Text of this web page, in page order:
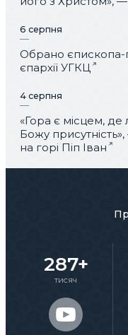
6 серпня
Обрано єпископа-
єпархії УГКЦ
4 серпня
«Гора є місцем,
Божу
на горі Піп Іван
287+
тисяч